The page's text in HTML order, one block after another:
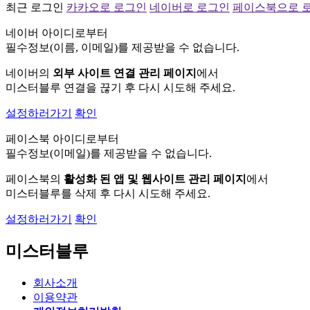
최근 로그인 카카오로 로그인 네이버로 로그인 페이스북으로
네이버 아이디로부터
필수정보(이름, 이메일)를 제공받을 수 없습니다.
네이버의 외부 사이트 연결 관리 페이지 에서
미스터블루 연결을 끊기 후 다시 시도해 주세요.
설정하러가기 확인
페이스북 아이디로부터
필수정보(이메일)를 제공받을 수 없습니다.
페이스북의 활성화 된 앱 및 웹사이트 관리 페이지 에서
미스터블루를 삭제 후 다시 시도해 주세요.
설정하러가기 확인
미스터블루
회사소개
이용약관